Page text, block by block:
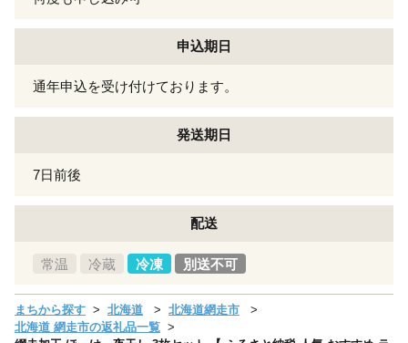
申込期日
通年申込を受け付けております。
発送期日
7日前後
配送
常温 冷蔵 冷凍 別送不可
まちから探す 北海道
北海道網走市
北海道 網走市の返礼品一覧